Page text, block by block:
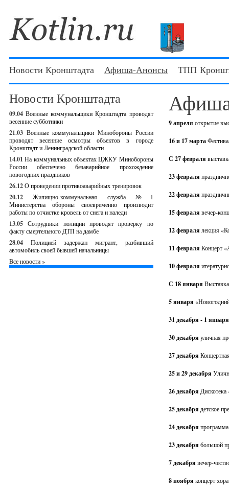
Новости Кронштадта Афиша-Анонсы ТПП
Новости Кронштадта
09.04 Военные коммунальщики Кронштадта проводят
весенние субботники
21.03 Военные коммунальщики Минобороны России
проводят весенние осмотры объектов в городе
Кронштадт и Ленинградской области
14.01 На коммунальных объектах ЦЖКУ Минобороны
России обеспечено безаварийное прохождение
новогодних праздников
26.12О проведении противоаварийных тренировок
20.12
Жилищно-коммунальная служба №1
Министерства обороны своевременно производит
работы по отчистке кровель от снега и наледи
13.05 Сотрудники полиции проводят проверку по
факту смертельного ДТП на дамбе
28.04
Полицией задержан мигрант, разбивший
автомобиль своей бывшей начальницы
Все новости »
9 апреля открытие
16 и 17 марта
С 27 февраля
23 февраля
22 февраля
15 февраля вечер-
12 февраля лекция
11 февраля Концерт
10 февраля
С 18 января
5 января
31 декабря - 1
30 декабря уличная
27 декабря
25 и 29 декабря
26 декабря
25 декабря детское
24 декабря
23 декабря большой
7 декабря вечер-
8 ноября концерт